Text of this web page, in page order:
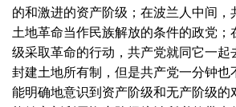
的和激进的资产阶级；在波兰人中间，
土地革命当作民族解放的条件的政党；
级采取革命的行动，共产党就同它一起
封建土地所有制，但是共产党一分钟也
能明确地意识到资产阶级和无产阶级的